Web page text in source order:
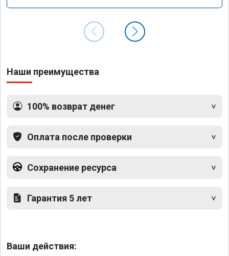
Наши преимущества
100% возврат денег
Оплата после проверки
Сохранение ресурса
Гарантия 5 лет
Ваши действия: